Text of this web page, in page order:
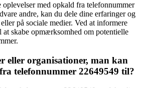
med opkald fra telefonnummer
andre, kan du dele dine erfaringer og
på sociale medier. Ved at informere
at skabe opmærksomhed om potentielle
eller organisationer, man kan
telefonnummer 22649549 til?